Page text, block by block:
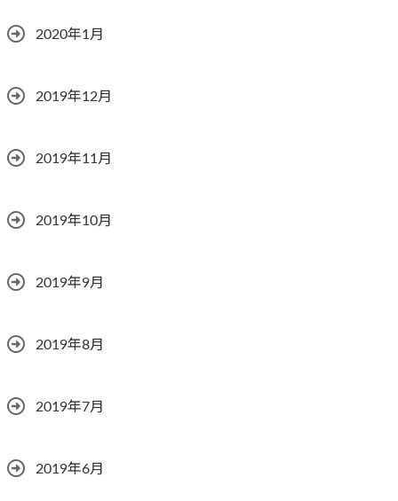
2020年1月
2019年12月
2019年11月
2019年10月
2019年9月
2019年8月
2019年7月
2019年6月